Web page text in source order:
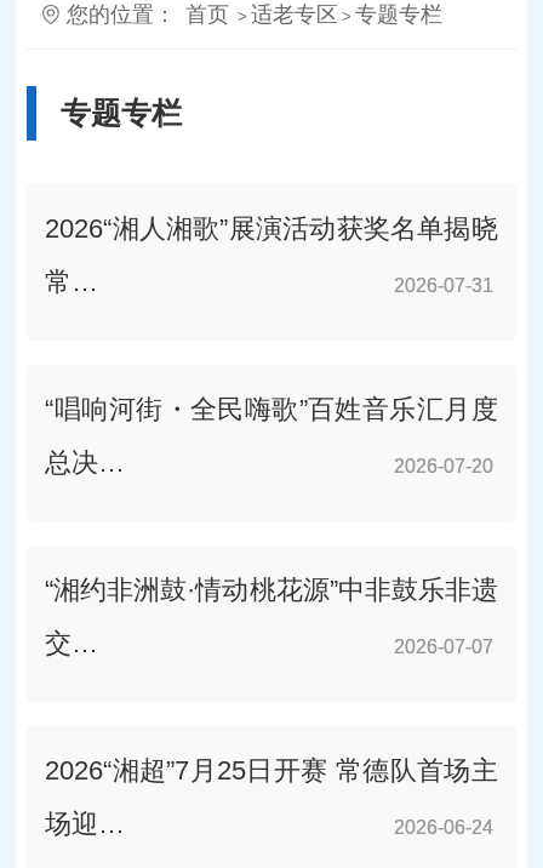
您的位置： 首页 > 适老专区 > 专题专栏
专题专栏
2026-07-31
2026“湘人湘歌”展演活动获奖名单揭晓
常…
2026-07-31
2026-07-20
“唱响河街・全民嗨歌”百姓音乐汇月度
总决…
2026-07-20
2026-07-07
“湘约非洲鼓·情动桃花源”中非鼓乐非遗
交…
2026-07-07
2026-06-24
2026“湘超”7月25日开赛 常德队首场主
场迎…
2026-06-24